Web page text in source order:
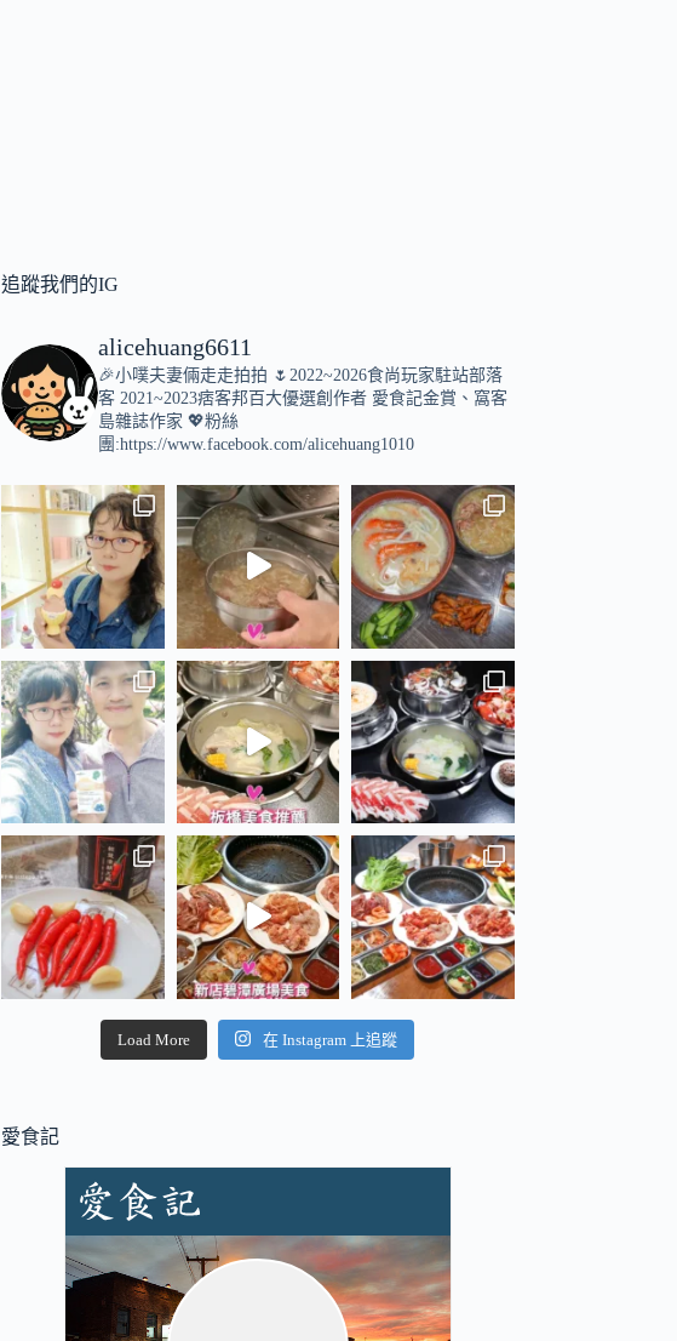
追蹤我們的IG
alicehuang6611
🎉小噗夫妻倆走走拍拍 🌷2022~2026食尚玩家駐站部落
客 2021~2023痞客邦百大優選創作者 愛食記金賞、窩客
島雜誌作家 💖粉絲
團:https://www.facebook.com/alicehuang1010
Load More 在 Instagram 上追蹤
愛食記